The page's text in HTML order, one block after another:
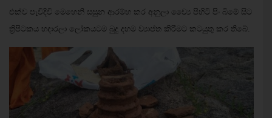
එක්ව පැවිදිවි මෙහෙනි සසුන ආරම්භ කර අනුලා ච්‍යෛ පිහිටි පිං බිමේ සිට
ත්‍රිපිටකය හදාරලා ලෝකයටම බුදු දහම ව්‍යාප්ත කිරීමට කටයුතු කර තිබේ.